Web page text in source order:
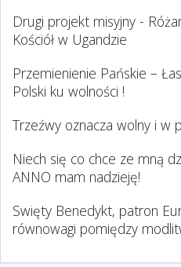
Drugi projekt misyjny -
Kościół w Ugandzie
Przemienienie Pańskie –
Polski ku wolności !
Trzeźwy oznacza wolny i w
Niech się co chce ze mną
ANNO mam nadzieję!
Swięty Benedykt, patron
równowagi pomiędzy